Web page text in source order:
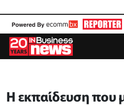
Η εκπαίδευση που